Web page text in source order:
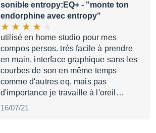
sonible entropy:EQ+ - "monte ton
endorphine avec entropy"
utilisé en home studio pour mes
compos persos. très facile à prendre
en main, interface graphique sans les
courbes de son en même temps
comme d'autres eq, mais pas
d'importance je travaille à l'oreil…
16/07/21